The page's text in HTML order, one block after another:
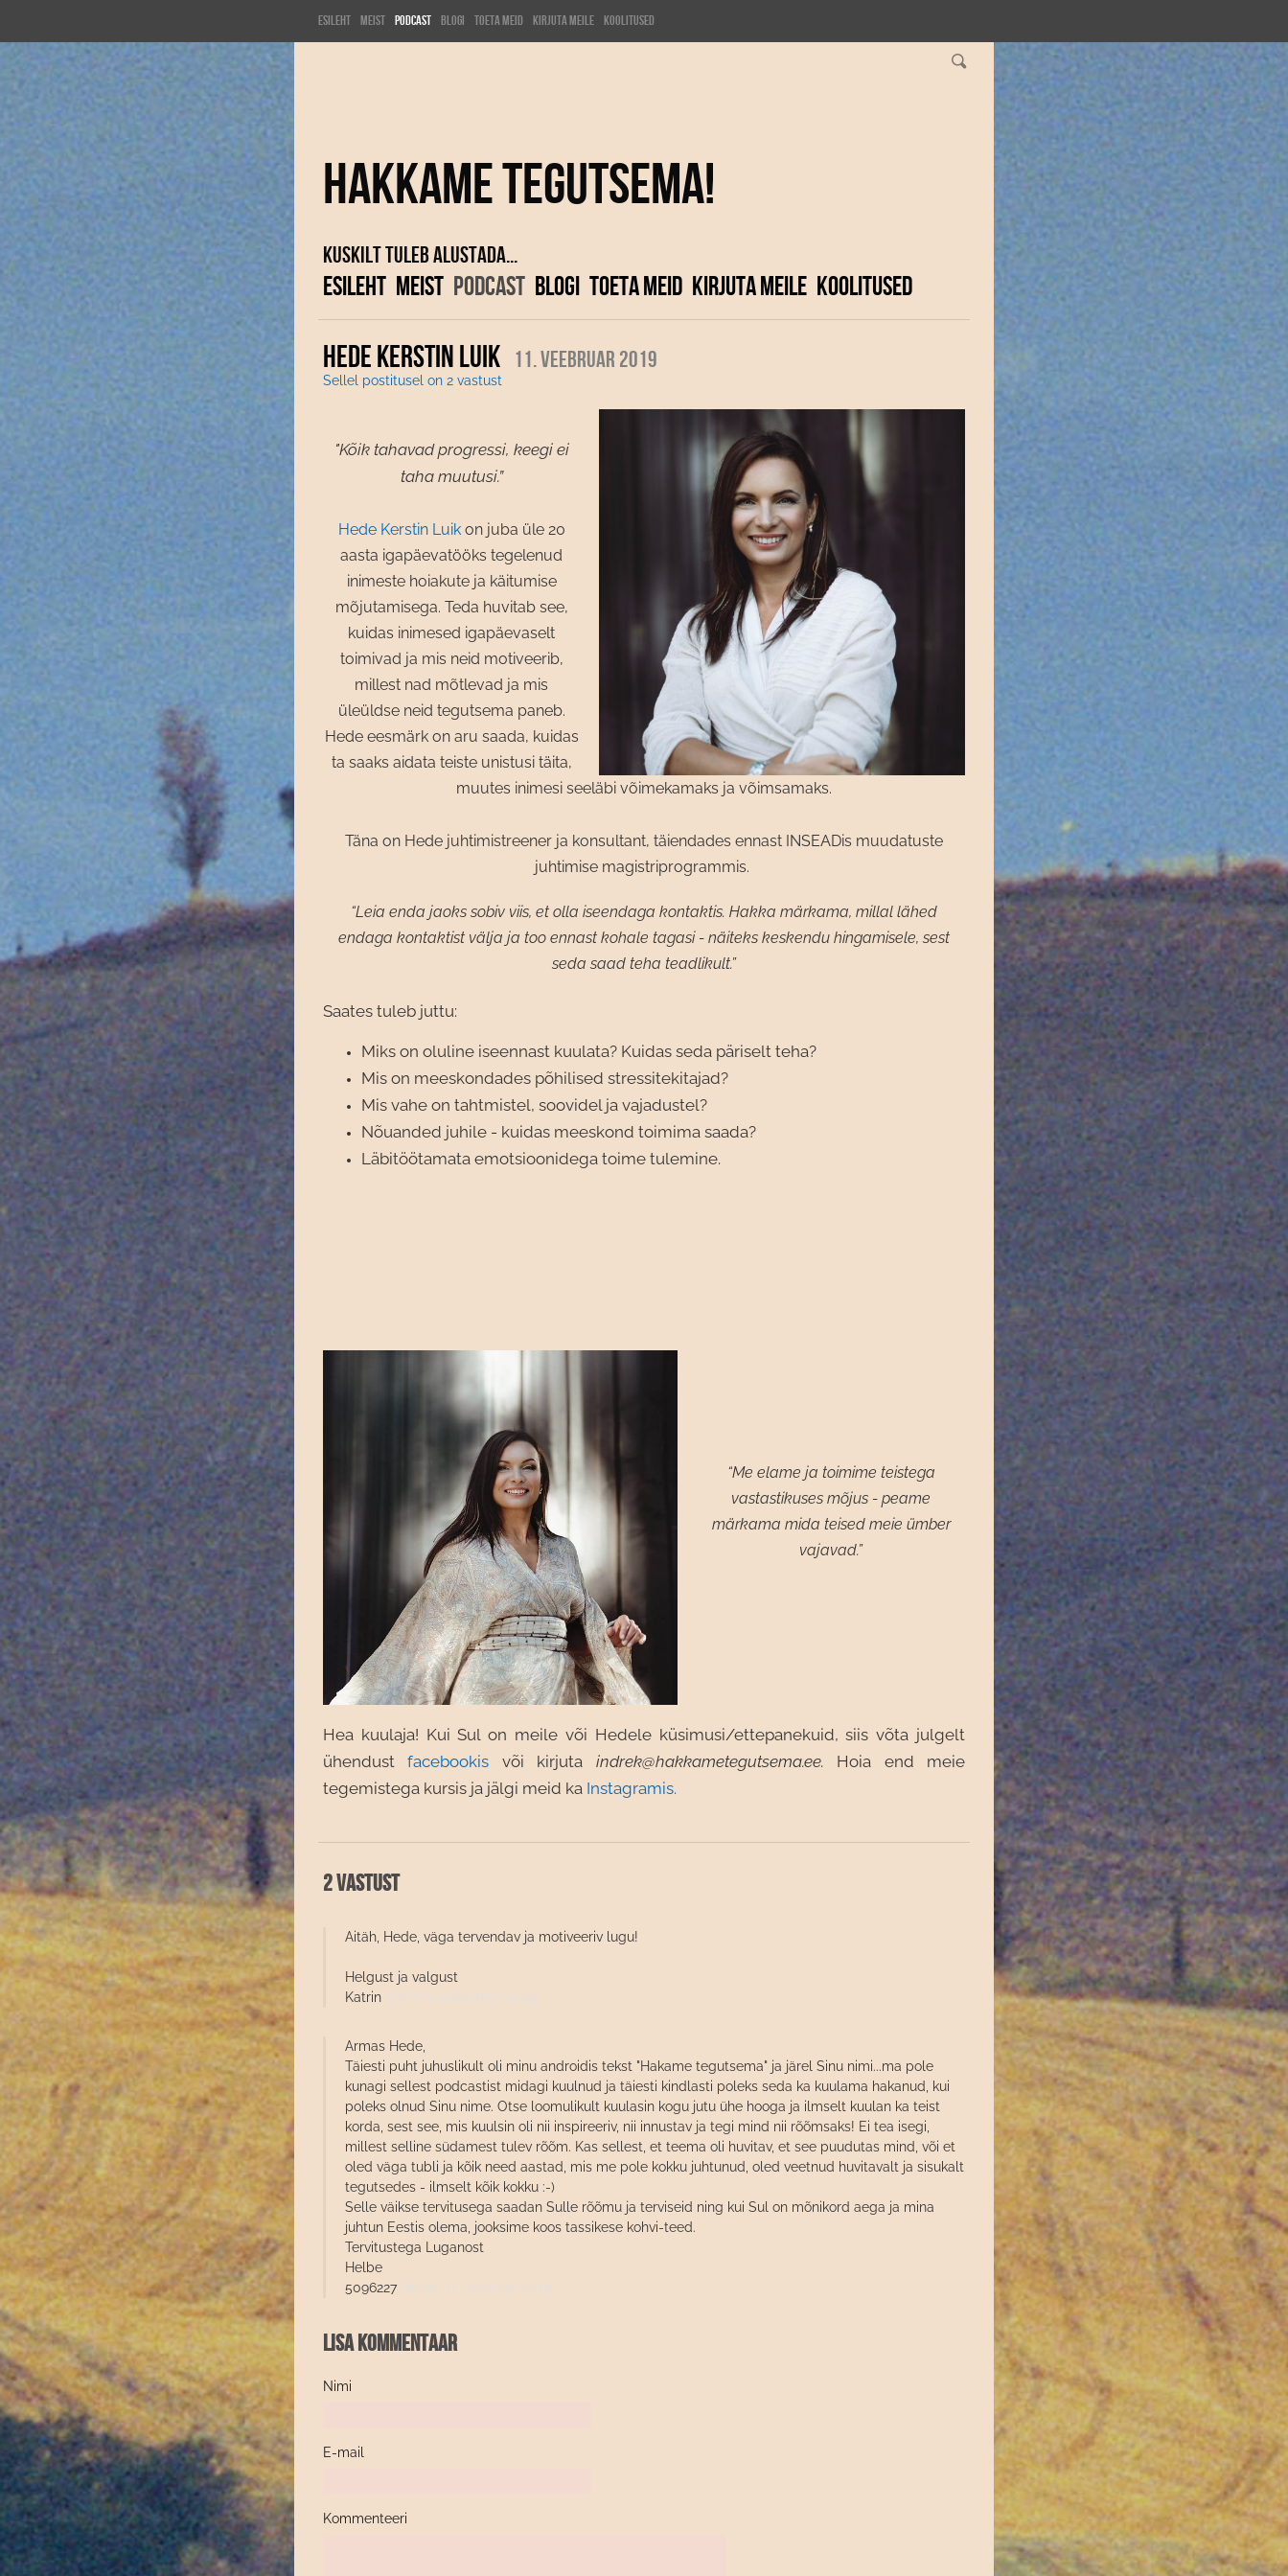
Esileht Meist Podcast Blogi Toeta meid Kirjuta meile KOOLITUSED
Hakkame tegutsema!
Kuskilt tuleb alustada...
ESILEHT MEIST PODCAST BLOGI TOETA MEID KIRJUTA MEILE KOOLITUSED
HEDE KERSTIN LUIK 11. veebruar 2019
Sellel postitusel on 2 vastust
"Kõik tahavad progressi, keegi ei
taha muutusi.”
Hede Kerstin Luikon juba üle 20
aasta igapäevatööks tegelenud
inimeste hoiakute ja käitumise
mõjutamisega. Teda huvitab see,
kuidas inimesed igapäevaselt
toimivad ja mis neid motiveerib,
millest nad mõtlevad ja mis
üleüldse neid tegutsema paneb.
Hede eesmärk on aru saada, kuidas
ta saaks aidata teiste unistusi täita,
muutes inimesi seeläbi võimekamaks ja võimsamaks.
Täna on Hede juhtimistreener ja konsultant, täiendades ennast INSEADis muudatuste
juhtimise magistriprogrammis.
“Leia enda jaoks sobiv viis, et olla iseendaga kontaktis. Hakka märkama, millal lähed
endaga kontaktist välja ja too ennast kohale tagasi - näiteks keskendu hingamisele, sest
seda saad teha teadlikult.”
Saates tuleb juttu:
Miks on oluline iseennast kuulata? Kuidas seda päriselt teha?
Mis on meeskondades põhilised stressitekitajad?
Mis vahe on tahtmistel, soovidel ja vajadustel?
Nõuanded juhile - kuidas meeskond toimima saada?
Läbitöötamata emotsioonidega toime tulemine.
“Me elame ja toimime teistega
vastastikuses mõjus - peame
märkama mida teised meie ümber
vajavad.”
Hea kuulaja! Kui Sul on meile või Hedele küsimusi/ettepanekuid, siis võta julgelt
ühendustfacebookis või kirjuta indrek@hakkametegutsema.ee. Hoia end meie
tegemistega kursis ja jälgi meid ka Instagramis.
2 vastust
Aitäh, Hede, väga tervendav ja motiveeriv lugu!
Helgust ja valgust
Katrin
Armas Hede,
Täiesti puht juhuslikult oli minu androidis tekst "Hakame tegutsema" ja järel Sinu nimi...ma pole
kunagi sellest podcastist midagi kuulnud ja täiesti kindlasti poleks seda ka kuulama hakanud, kui
poleks olnud Sinu nime. Otse loomulikult kuulasin kogu jutu ühe hooga ja ilmselt kuulan ka teist
korda, sest see, mis kuulsin oli nii inspireeriv, nii innustav ja tegi mind nii rõõmsaks! Ei tea isegi,
millest selline südamest tulev rõõm. Kas sellest, et teema oli huvitav, et see puudutas mind, või et
oled väga tubli ja kõik need aastad, mis me pole kokku juhtunud, oled veetnud huvitavalt ja sisukalt
tegutsedes - ilmselt kõik kokku :-)
Selle väikse tervitusega saadan Sulle rõõmu ja terviseid ning kui Sul on mõnikord aega ja mina
juhtun Eestis olema, jooksime koos tassikese kohvi-teed.
Tervitustega Luganost
Helbe
5096227
Lisa kommentaar
Nimi
E-mail
Kommenteeri